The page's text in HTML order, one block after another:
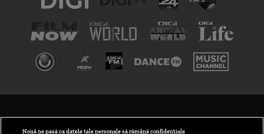
Nouă ne pasă ca datele tale personale să rămână confidențiale